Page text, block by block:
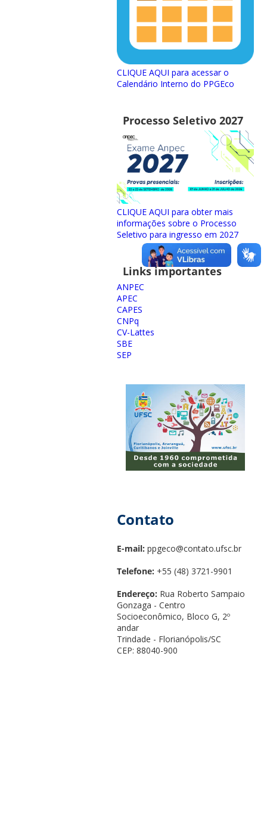
CLIQUE AQUI para acessar o
Calendário Interno do PPGEco
Processo Seletivo 2027
CLIQUE AQUI para obter mais
informações sobre o Processo
Seletivo para ingresso em 2027
Links importantes
ANPEC
APEC
CAPES
CNPq
CV-Lattes
SBE
SEP
Contato
E-mail: ppgeco@contato.ufsc.br
Telefone: +55 (48) 3721-9901
Endereço: Rua Roberto Sampaio
Gonzaga - Centro
Socioeconômico, Bloco G, 2º
andar
Trindade - Florianópolis/SC
CEP: 88040-900